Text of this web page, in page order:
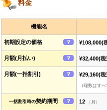
料金
機能名
初期設定の価格 ？ ¥108,000(
月額(月払い) ？ ¥32,400(税
月額(一括割引) ？ ¥29,160(税
（端数はす
一括割引時の契約期間 ？ 12 （月）